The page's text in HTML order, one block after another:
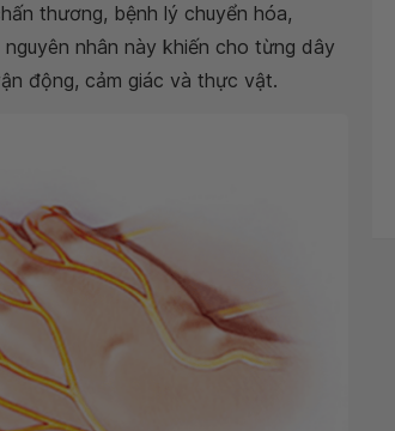
thương, bệnh lý chuyển hóa,
nhân này khiến cho từng dây
động, cảm giác và thực vật.